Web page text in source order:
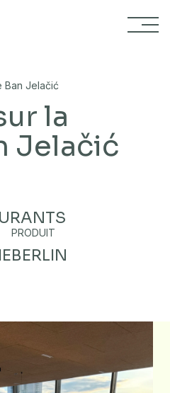
Ban Jelačić
la
Jelačić
PRODUIT
BERLIN